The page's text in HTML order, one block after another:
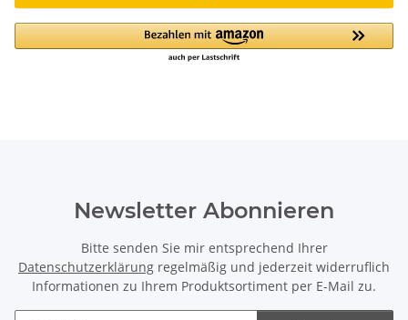
Newsletter Abonnieren
Bitte senden Sie mir entsprechend Ihrer
Datenschutzerklärung regelmäßig und jederzeit widerruflich
Informationen zu Ihrem Produktsortiment per E-Mail zu.